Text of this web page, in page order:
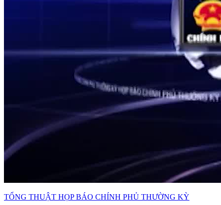
TỔNG THUẬT HỌP BÁO CHÍNH PHỦ THƯỜNG KỲ